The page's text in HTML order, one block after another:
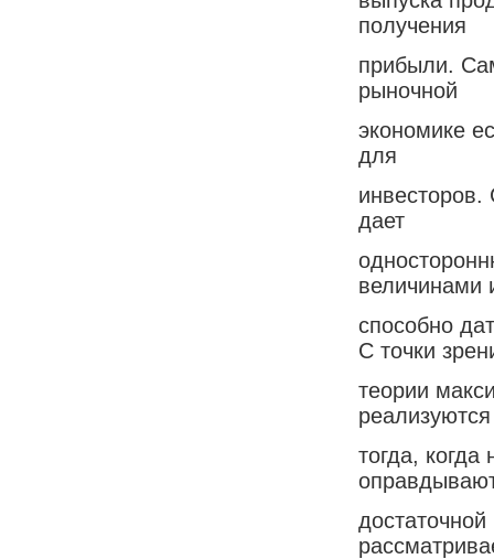
получения
прибыли.
рыночной
экономике
для
инвесторов.
дает
величинами
способно
С точки
теории
тогда,